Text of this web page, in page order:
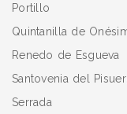
Portillo
Quintanilla de
Renedo de Esgueva
Santovenia del
Serrada